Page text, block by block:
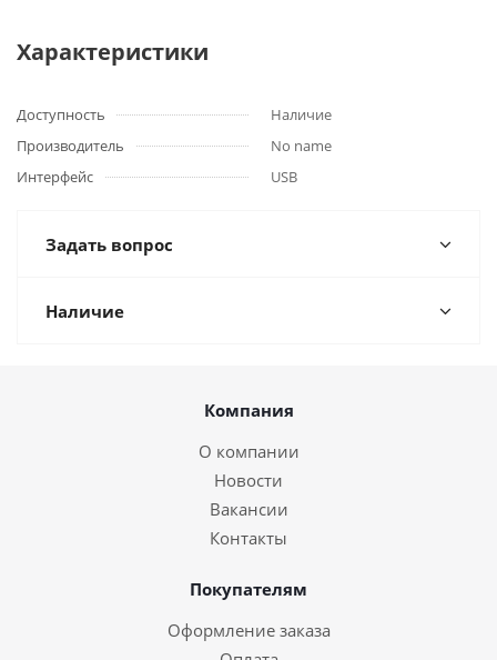
Характеристики
Доступность
Наличие
Производитель
No name
Интерфейс
USB
Задать вопрос
Наличие
Компания
О компании
Новости
Вакансии
Контакты
Покупателям
Оформление заказа